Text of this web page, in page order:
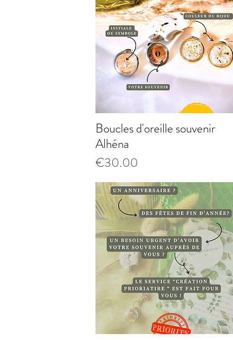
Quick View
Boucles d'oreille souvenir
Alhéna
Price
€30.00